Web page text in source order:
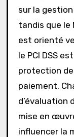
sur la
tandis que le
est orienté
le PCI DSS
protection
paiement.
d’évaluation
mise en
influencer la